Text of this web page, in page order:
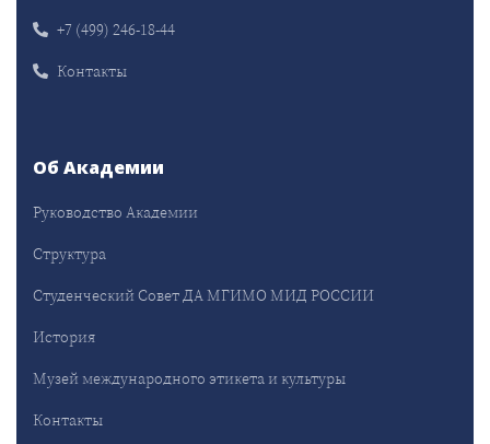
+7 (499) 246-18-44
Контакты
Об Академии
Руководство Академии
Структура
Студенческий Совет ДА МГИМО МИД РОССИИ
История
Музей международного этикета и культуры
Контакты